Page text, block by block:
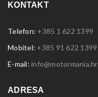
KONTAKT
Telefon: +385 1 622 1399
Mobitel: +385 91 622 1399
E-mail: info@motormania.hr
ADRESA